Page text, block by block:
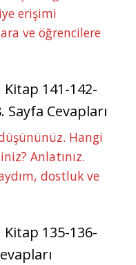
erişimi
ve öğrencilere
Kitap 141-142-
Sayfa Cevapları
Hangi
Anlatınız.
dostluk ve
Kitap 135-136-